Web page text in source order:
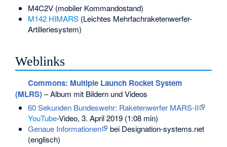
M4C2V(mobiler Kommandostand)
M142 HIMARS(Leichtes Mehrfachraketenwerfer-
Artilleriesystem)
Weblinks
Commons: Multiple Launch Rocket System
(MLRS)– Album mit Bildern und Videos
60 Sekunden Bundeswehr: Raketenwerfer MARS-II
YouTube-Video, 3. April 2019 (1:08 min)
Genaue Informationen
bei Designation-systems.net
(englisch)